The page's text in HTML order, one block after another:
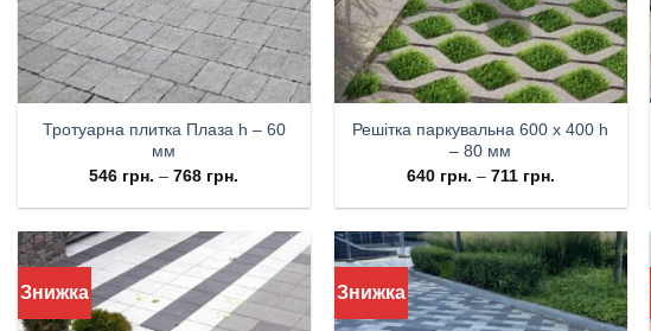
Тротуарна плитка Плаза h – 60
мм
546 грн. –768 грн.
Решітка паркувальна 600 х 400 h
– 80 мм
640 грн. – 711 грн.
Знижка Знижка